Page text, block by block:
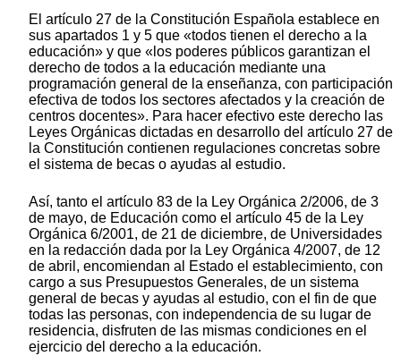
El artículo 27 de la Constitución Española establece en
sus apartados 1 y 5 que «todos tienen el derecho a la
educación» y que «los poderes públicos garantizan el
derecho de todos a la educación mediante una
programación general de la enseñanza, con participación
efectiva de todos los sectores afectados y la creación de
centros docentes». Para hacer efectivo este derecho las
Leyes Orgánicas dictadas en desarrollo del artículo 27 de
la Constitución contienen regulaciones concretas sobre
el sistema de becas o ayudas al estudio.
Así, tanto el artículo 83 de la Ley Orgánica 2/2006, de 3
de mayo, de Educación como el artículo 45 de la Ley
Orgánica 6/2001, de 21 de diciembre, de Universidades
en la redacción dada por la Ley Orgánica 4/2007, de 12
de abril, encomiendan al Estado el establecimiento, con
cargo a sus Presupuestos Generales, de un sistema
general de becas y ayudas al estudio, con el fin de que
todas las personas, con independencia de su lugar de
residencia, disfruten de las mismas condiciones en el
ejercicio del derecho a la educación.